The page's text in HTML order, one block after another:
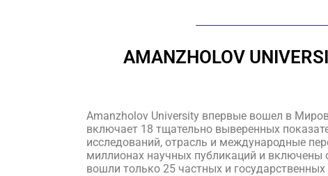
AMANZHOLOV
Amanzholov University впервые вошел в
включает 18 тщательно выверенных
исследований, отрасль и международные
миллионах научных публикаций и включены
вошли только 25 частных и государственных